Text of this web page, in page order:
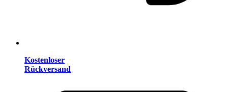
Kostenloser
Rückversand